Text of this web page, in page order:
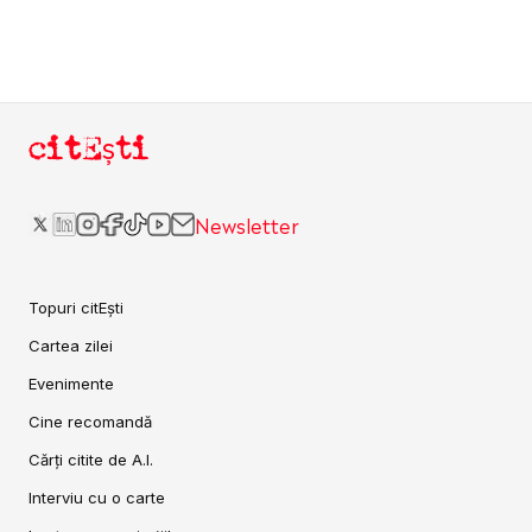
citEști
Newsletter
Topuri citEști
Cartea zilei
Evenimente
Cine recomandă
Cărți citite de A.I.
Interviu cu o carte